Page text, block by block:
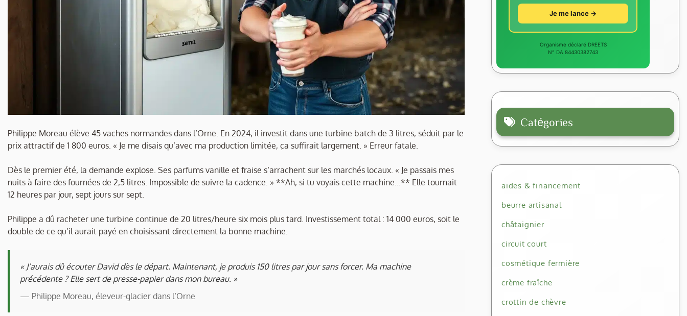
Philippe Moreau élève 45 vaches normandes dans l’Orne. En 2024, il investit dans une turbine batch de 3 litres, séduit par le
prix attractif de 1 800 euros. « Je me disais qu’avec ma production limitée, ça suffirait largement. » Erreur fatale.
Dès le premier été, la demande explose. Ses parfums vanille et fraise s’arrachent sur les marchés locaux. « Je passais mes
nuits à faire des fournées de 2,5 litres. Impossible de suivre la cadence. » **Ah, si tu voyais cette machine…** Elle tournait
12 heures par jour, sept jours sur sept.
Philippe a dû racheter une turbine continue de 20 litres/heure six mois plus tard. Investissement total : 14 000 euros, soit le
double de ce qu’il aurait payé en choisissant directement la bonne machine.
« J’aurais dû écouter David dès le départ. Maintenant, je produis 150 litres par jour sans forcer. Ma machine
précédente ? Elle sert de presse-papier dans mon bureau. »
— Philippe Moreau, éleveur-glacier dans l’Orne
Je me lance →
Organisme déclaré DREETS
N° DA 84430382743
Catégories
aides & financement
beurre artisanal
châtaignier
circuit court
cosmétique fermière
crème fraîche
crottin de chèvre